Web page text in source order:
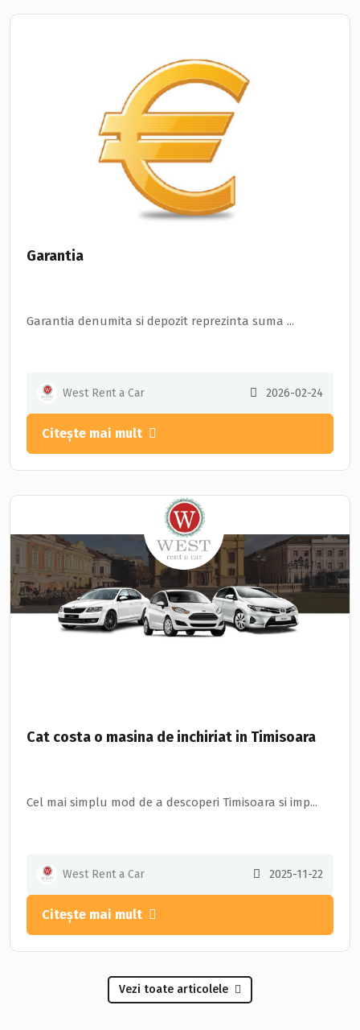
Garantia
Garantia denumita si depozit reprezinta suma ...
West Rent a Car 2026-02-24
Citește mai mult
Cat costa o masina de inchiriat in Timisoara
Cel mai simplu mod de a descoperi Timisoara si imp...
West Rent a Car 2025-11-22
Citește mai mult
Vezi toate articolele